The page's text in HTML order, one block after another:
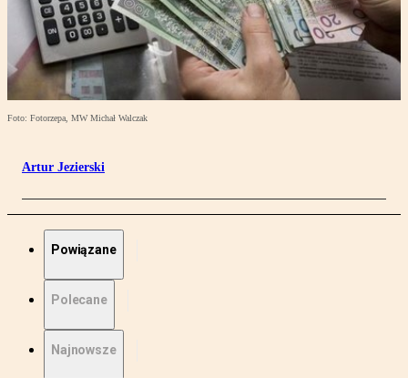
Foto: Fotorzepa, MW Michał Walczak
Artur Jezierski
Powiązane
Polecane
Najnowsze